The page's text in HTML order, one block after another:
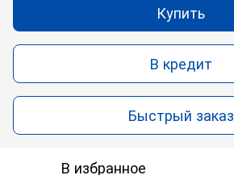
Купить
В кредит
Быстрый заказ
В избранное